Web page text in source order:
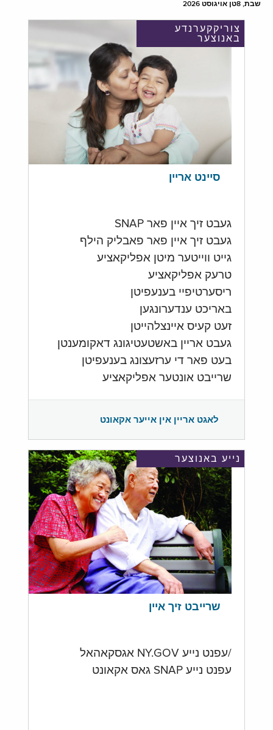
שבת, 8טן אויגוסט 2026
צוריקקערנדע
באנוצער
סיינט אריין
געבט זיך איין פאר SNAP
געבט זיך איין פאר פאבליק הילף
גייט ווייטער מיטן אפליקאציע
טרעק אפליקאציע
ריסערטיפיי בענעפיטן
באריכט ענדערונגען
זעט קעיס איינצלהייטן
געבט אריין באשטעטיגונג דאקומענטן
בעט פאר די ערזעצונג בענעפיטן
שרייבט אונטער אפליקאציע
לאגט אריין אין אייער אקאונט
נייע באנוצער
שרייבט זיך איין
/עפנט נייע NY.GOV אגסקאהאל
עפנט נייע SNAP גאס אקאונט